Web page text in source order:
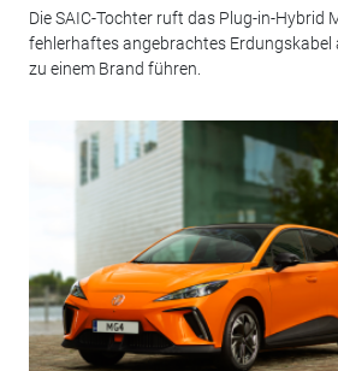
Die SAIC-Tochter ruft das Plug-in-Hybrid
fehlerhaftes angebrachtes Erdungskabel
zu einem Brand führen.